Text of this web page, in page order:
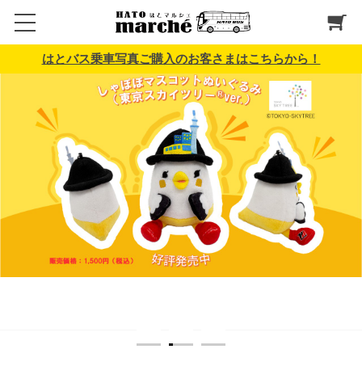
はとバス乗車写真ご購入のお客さまはこちらから！
1